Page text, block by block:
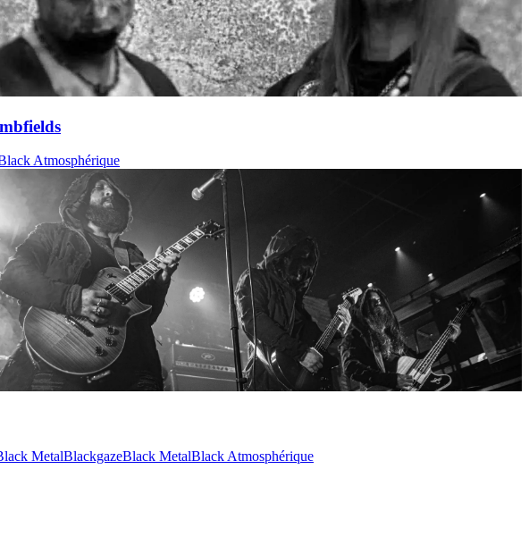
Atmosphérique
MetalBlackgazeBlack MetalBlack Atmosphérique